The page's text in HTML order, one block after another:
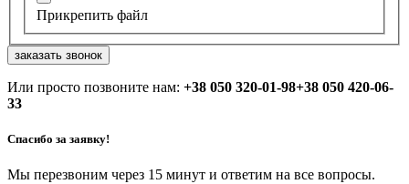
Прикрепить файл
заказать звонок
Или просто позвоните нам: +38 050 320-01-98+38 050 420-06-
33
Спасибо за заявку!
Мы перезвоним через 15 минут и ответим на все вопросы.